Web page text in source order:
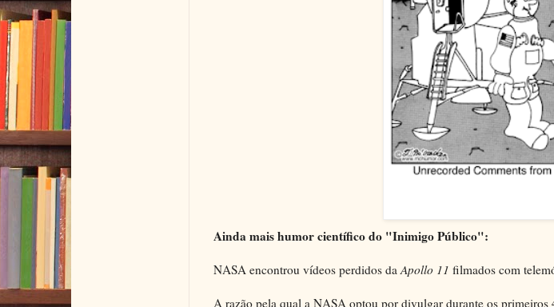
Ainda mais humor científico do "Inimigo Público":
NASA encontrou vídeos perdidos da Apollo 11 filmados com
A razão pela qual a NASA optou por divulgar durante os primeiros